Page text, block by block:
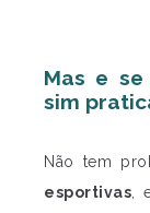
Mas e
sim
Não tem
esportivas ,